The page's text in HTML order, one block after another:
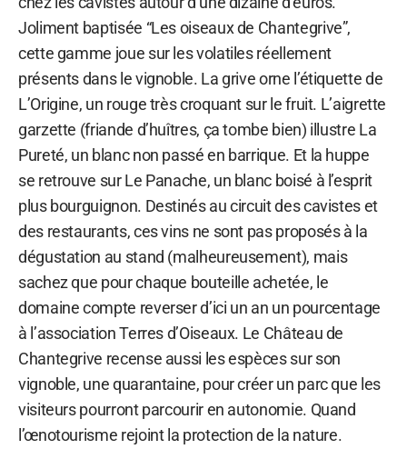
Joliment baptisée “Les oiseaux de Chantegrive”,
cette gamme joue sur les volatiles réellement
présents dans le vignoble. La grive orne l’étiquette de
L’Origine, un rouge très croquant sur le fruit. L’aigrette
garzette (friande d’huîtres, ça tombe bien) illustre La
Pureté, un blanc non passé en barrique. Et la huppe
se retrouve sur Le Panache, un blanc boisé à l’esprit
plus bourguignon. Destinés au circuit des cavistes et
des restaurants, ces vins ne sont pas proposés à la
dégustation au stand (malheureusement), mais
sachez que pour chaque bouteille achetée, le
domaine compte reverser d’ici un an un pourcentage
à l’association Terres d’Oiseaux. Le Château de
Chantegrive recense aussi les espèces sur son
vignoble, une quarantaine, pour créer un parc que les
visiteurs pourront parcourir en autonomie. Quand
l’œnotourisme rejoint la protection de la nature.